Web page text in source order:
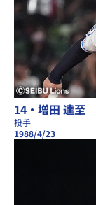
14・増田 達至
投手
1988/4/23